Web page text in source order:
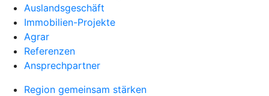
Auslandsgeschäft
Immobilien-Projekte
Agrar
Referenzen
Ansprechpartner
Region gemeinsam stärken